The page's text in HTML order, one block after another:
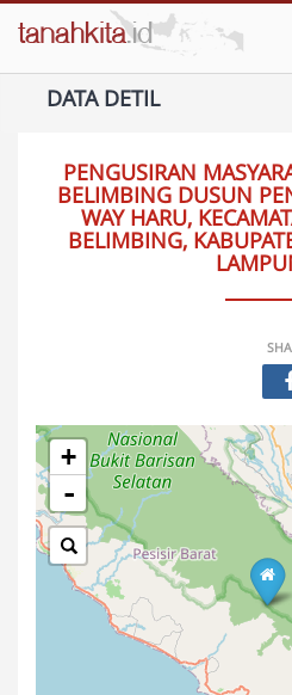
DATA DETIL
PENGUSIRAN
BELIMBING DUSUN
WAY HARU,
BELIMBING,
+
-